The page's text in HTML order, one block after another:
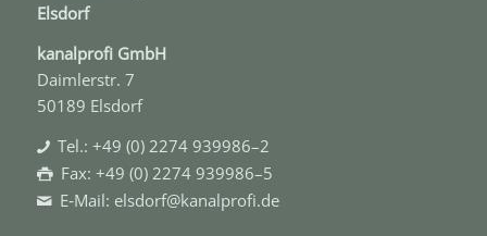
Elsdorf
kanal­profi GmbH
Daimlerstr. 7
50189 Elsdorf
Tel.: +49 (0) 2274 939986–2
Fax: +49 (0) 2274 939986–5
E‑Mail: elsdorf@kanalprofi.de